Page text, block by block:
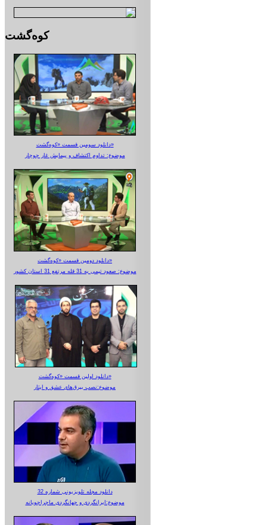
کوه‌گشت
دانلود سومین قسمت «کوه‌گشت»
موضوع: تداوم اکتشاف و پیمایش غار جوجار
دانلود دومین قسمت «کوه‌گشت»
موضوع: صعود تیمی به 31 قله مرتفع 31 استان کشور
دانلود اولین قسمت «کوه‌گشت»
موضوع:نصب بیرق‌های عشق و ایثار
دانلود مجله تلویزیونی شماره 32
موضوع:ایرانگردی و جهانگردی ماجراجویانه